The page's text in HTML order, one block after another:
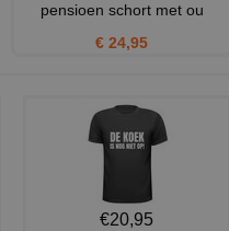
pensioen schort met ou
€ 24,95
€20,95